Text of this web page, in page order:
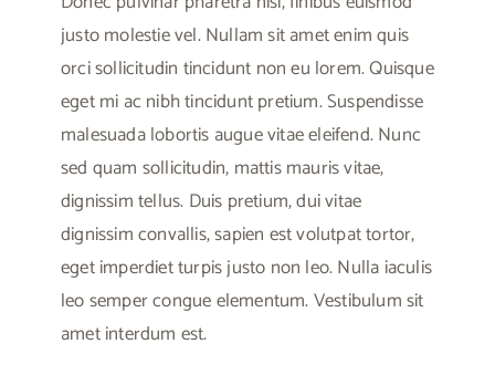
justo molestie vel. Nullam sit amet enim quis
orci sollicitudin tincidunt non eu lorem. Quisque
eget mi ac nibh tincidunt pretium. Suspendisse
malesuada lobortis augue vitae eleifend. Nunc
sed quam sollicitudin, mattis mauris vitae,
dignissim tellus. Duis pretium, dui vitae
dignissim convallis, sapien est volutpat tortor,
eget imperdiet turpis justo non leo. Nulla iaculis
leo semper congue elementum. Vestibulum sit
amet interdum est.